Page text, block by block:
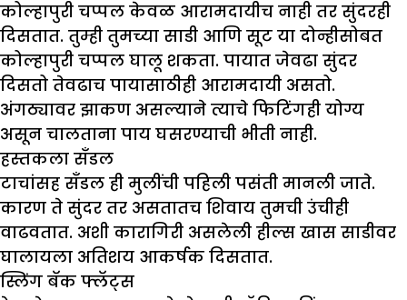
कोल्हापुरी चप्पल केवळ आरामदायीच नाही तर सुंदरही
दिसतात. तुम्ही तुमच्या साडी आणि सूट या दोन्हीसोबत
कोल्हापुरी चप्पल घालू शकता. पायात जेवढा सुंदर
दिसतो तेवढाच पायासाठीही आरामदायी असतो.
अंगठ्यावर झाकण असल्याने त्याचे फिटिंगही योग्य
असून चालताना पाय घसरण्याची भीती नाही.
हस्तकला सँडल
टाचांसह सँडल ही मुलींची पहिली पसंती मानली जाते.
कारण ते सुंदर तर असतातच शिवाय तुमची उंचीही
वाढवतात. अशी कारागिरी असलेली हील्स खास साडीवर
घालायला अतिशय आकर्षक दिसतात.
स्लिंग बॅक फ्लॅट्स